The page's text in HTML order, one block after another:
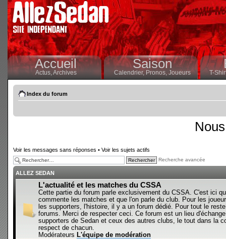
Accueil
Actus,Archives
Saison
Calendrier,Pronos, Joueurs T-
Index du forum
Voir les messages sans réponses • Voir les sujets actifs
Recherche avancée
ALLEZ SEDAN
L'actualité et les matches du CSSA
Cette partie du forum parle exclusivement du CSSA. C'est ici
commente les matches et que l'on parle du club. Pour les
les supporters, l'histoire, il y a un forum dédié. Pour tout le
forums. Merci de respecter ceci. Ce forum est un lieu
supporters de Sedan et ceux des autres clubs, le tout dans la
respect de chacun.
Modérateurs L'équipe de modération